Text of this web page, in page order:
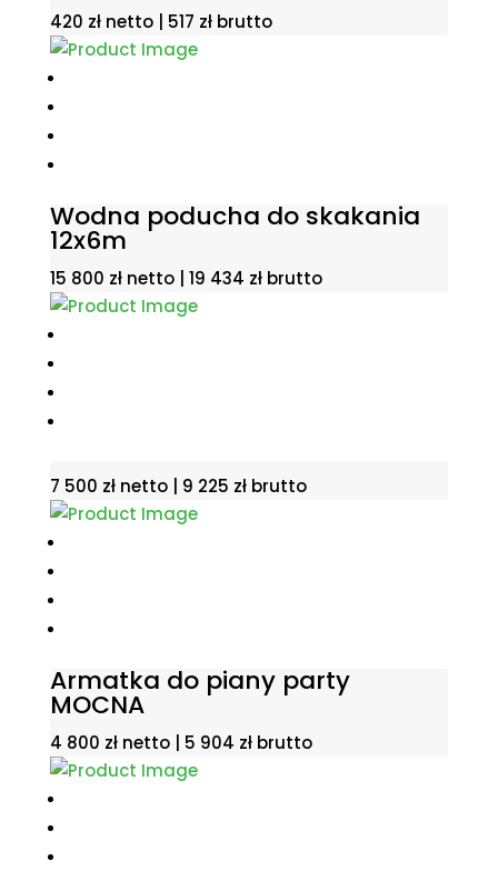
420 zł netto | 517 złbrutto
Wodna poducha do skakania
12x6m
15 800 zł netto | 19 434 złbrutto
7 500 zł netto | 9 225 złbrutto
Armatka do piany party
MOCNA
4 800 zł netto | 5 904 złbrutto